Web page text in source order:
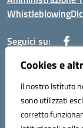
Cookies e
Il nostro Istituto
sono utilizzati
corretto
Whistleblowing
Seguici su:
Telefono:
Mail:
Codice univoco
Codice